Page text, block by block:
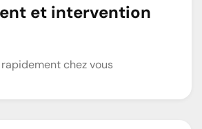
et intervention
chez vous